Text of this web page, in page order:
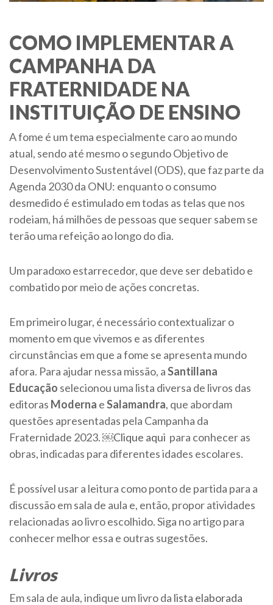
COMO IMPLEMENTAR A
CAMPANHA DA
FRATERNIDADE NA
INSTITUIÇÃO DE ENSINO
A fome é um tema especialmente caro ao mundo
atual, sendo até mesmo o segundo Objetivo de
Desenvolvimento Sustentável (ODS), que faz parte da
Agenda 2030 da ONU: enquanto o consumo
desmedido é estimulado em todas as telas que nos
rodeiam, há milhões de pessoas que sequer sabem se
terão uma refeição ao longo do dia.
Um paradoxo estarrecedor, que deve ser debatido e
combatido por meio de ações concretas.
Em primeiro lugar, é necessário contextualizar o
momento em que vivemos e as diferentes
circunstâncias em que a fome se apresenta mundo
afora. Para ajudar nessa missão, aSantillana
Educação selecionou uma lista diversa de livros das
editoras Moderna eSalamandra, que abordam
questões apresentadas pela Campanha da
Fraternidade 2023. ​￼​Clique aqui para conhecer as
obras, indicadas para diferentes idades escolares.
É possível usar a leitura como ponto de partida para a
discussão em sala de aula e, então, propor atividades
relacionadas ao livro escolhido. Siga no artigo para
conhecer melhor essa e outras sugestões.
Livros
Em sala de aula, indique um livro da lista elaborada